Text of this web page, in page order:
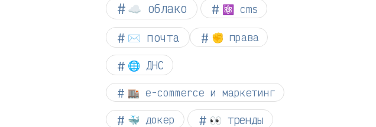
☁︎ облако ⚛ cms
✉️ почта ✊ права
🌐 ДНС
🏬 e-commerce и маркетинг
🐳 докер 👀 тренды